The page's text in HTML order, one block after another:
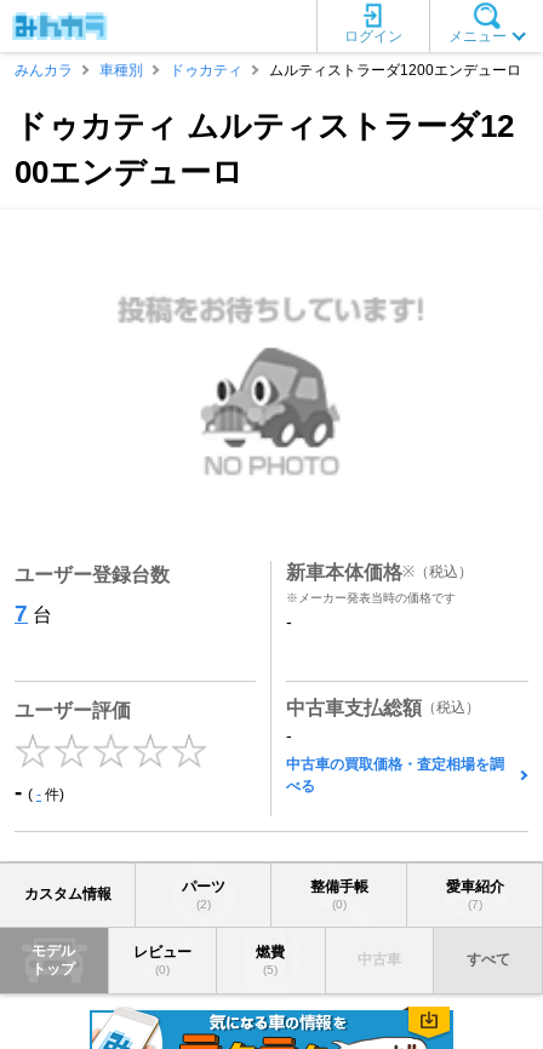
メニュー
ログイン
みんカラ
車種別 ドゥカティ ムルティストラーダ1200エンデューロ
ドゥカティ ムルティストラーダ12
00エンデューロ
ユーザー登録台数
7 台
ユーザー評価
- ( - 件)
新車本体価格※ （税込）
※メーカー発表当時の価格です
-
中古車支払総額 （税込）
-
中古車の買取価格・査定相場を調
べる
カスタム情報 パーツ
(2)
整備手帳
(0)
愛車紹介
(7)
モデル
トップ
レビュー
(0)
燃費
(5)
中古車 すべて